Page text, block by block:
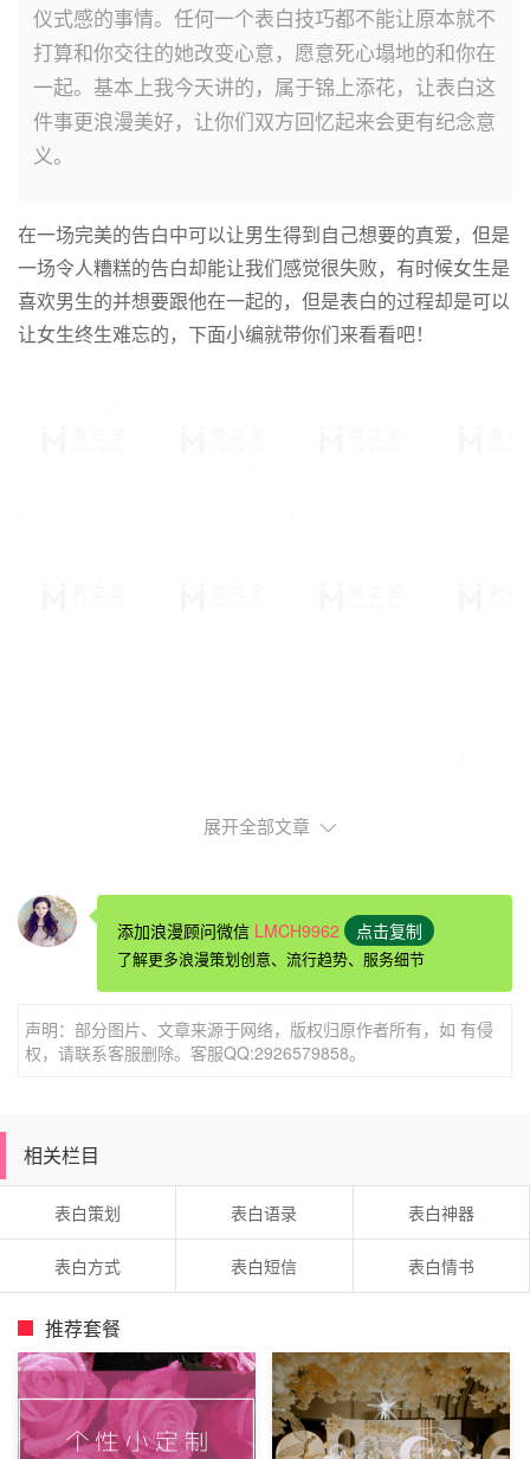
仪式感的事情。任何一个表白技巧都不能让原本就不
打算和你交往的她改变心意，愿意死心塌地的和你在
一起。基本上我今天讲的，属于锦上添花，让表白这
件事更浪漫美好，让你们双方回忆起来会更有纪念意
义。
在一场完美的告白中可以让男生得到自己想要的真爱，但是
一场令人糟糕的告白却能让我们感觉很失败，有时候女生是
喜欢男生的并想要跟他在一起的，但是表白的过程却是可以
让女生终生难忘的，下面小编就带你们来看看吧！
好等等，这不仅有利于你们两人感情的交流，还能提高表白
台词的走心程度。因为表白的时候你想打动她，必须表达出
你对她有多用心，有多了解她，让她知道你从很早就已经开
展开全部文章
添加浪漫顾问微信 LMCH9962 点击复制
了解更多浪漫策划创意、流行趋势、服务细节
声明：部分图片、文章来源于网络，版权归原作者所有，如 有侵
权，请联系客服删除。客服QQ:2926579858。
相关栏目
表白策划 表白语录 表白神器
表白方式 表白短信 表白情书
推荐套餐